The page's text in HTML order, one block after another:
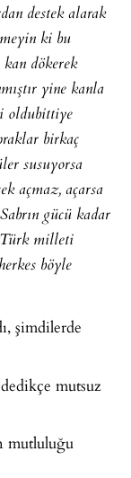
destek alarak
ki bu
dökerek
yine kanla
oldubittiye
birkaç
susuyorsa
açmaz, açarsa
gücü kadar
Türk milleti
böyle
şimdilerde
mutsuz
mutluluğu